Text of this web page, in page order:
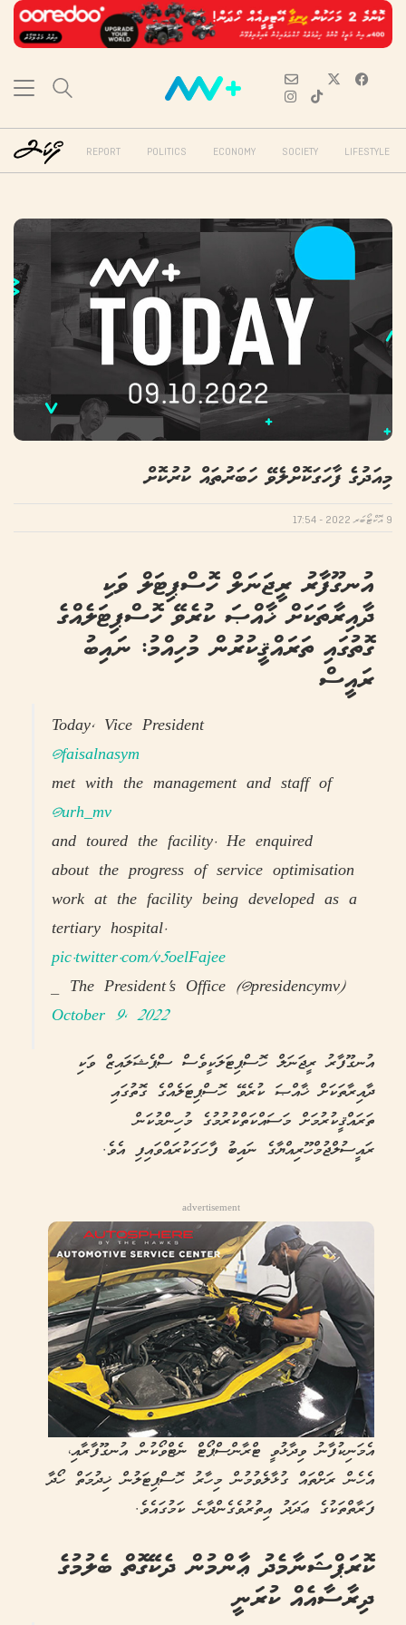
REPORT POLITICS ECONOMY SOCIETY LIFESTYLE
މިއަދުގެ ފާހަގަކޮށްލެވޭ ހަބަރުތައް ކުރުކޮށް
9 އޮކްޓޯބަރ 2022 - 17:54
އުނގޫފާރު ރީޖަނަލް ހޮސްޕިޓަލް ވަކި
ދާއިރާތަކަށް ޚާއްޞަ ކުރެވޭ ހޮސްޕިޓަލެއްގެ
ގޮތުގައި ތަރައްޤީކުރުން މުހިއްމު: ނައިބު
ރައީސް
Today, Vice President
@faisalnasym
met with the management and staff of
@urh_mv
and toured the facility. He enquired
about the progress of service optimisation
work at the facility being developed as a
tertiary hospital.
pic.twitter.com/v5oelFajee
— The President's Office (@presidencymv)
October 9, 2022
އުނގޫފާރު ރީޖަނަލް ހޮސްޕިޓަލަކީވެސް ސްޕެޝަލައިޒް ވަކި
ދާއިރާތަކަށް ޚާއްޞަ ކުރެވޭ ހޮސްޕިޓަލެއްގެ ގޮތުގައި
ތަރައްޤީކުރުމަށް މަސައްކަތްކުރުމުގެ މުހިންމުކަން
ރައީސުލްޖުމްހޫރިއްޔާގެ ނައިބު ފާހަގަކުރައްވައިފި އެވެ.
advertisement
އެމަނިކުފާނު ވިދާޅުވީ ޓްރާންސްޕޯޓް ނެޓްވޯކުން އުނގޫފާރާއި،
އެހެން ރަށްތައް ގުޅާލެވުމުން މިހާރު ހޮސްޕިޓަލުން ޚިދުމަތް ހޯދާ
ފަރާތްތަކުގެ ޢަދަދު އިތުރުވެގެންދާނެ ކަމުގައެވެ.
ކޮރަޕްޝަނާމެދު ޢާންމުން ދެކޭގޮތް ބެލުމުގެ
ދިރާސާއެއް ކުރަނީ